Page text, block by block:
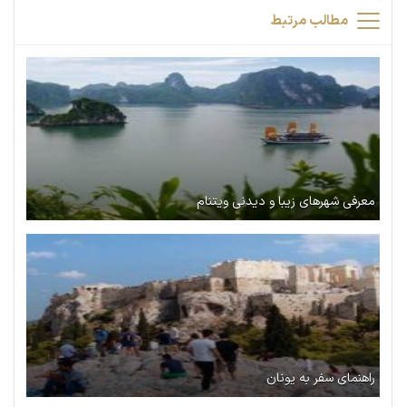
مطالب مرتبط
معرفی شهرهای زیبا و دیدنی ویتنام
راهنمای سفر به یونان